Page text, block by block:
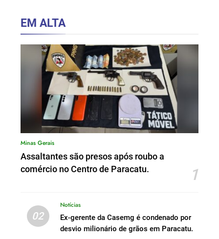
EM ALTA
Minas Gerais
Assaltantes são presos após roubo a
comércio no Centro de Paracatu.
1
02
Notícias
Ex-gerente da Casemg é condenado por
desvio milionário de grãos em Paracatu.